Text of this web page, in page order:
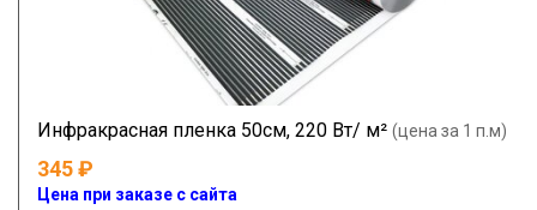
Инфракрасная пленка 50см, 220 Вт/ м² (цена за 1 п.м)
345
Цена при заказе с сайта